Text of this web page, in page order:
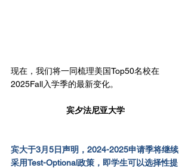
现在，我们将一同梳理美国Top50名校在
2025Fall入学季的最新变化。
宾夕法尼亚大学
宾大于3月5日声明，2024-2025申请季将继续
采用Test-Optional政策，即学生可以选择性提